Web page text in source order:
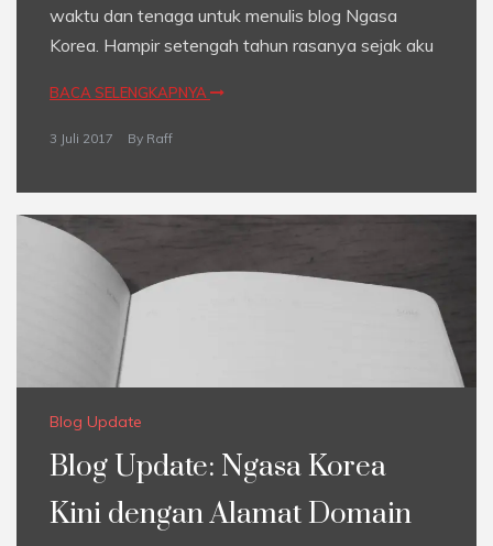
waktu dan tenaga untuk menulis blog Ngasa
Korea. Hampir setengah tahun rasanya sejak aku
BACA SELENGKAPNYA
3 Juli 2017 By Raff
Blog Update
Blog Update: Ngasa Korea
Kini dengan Alamat Domain